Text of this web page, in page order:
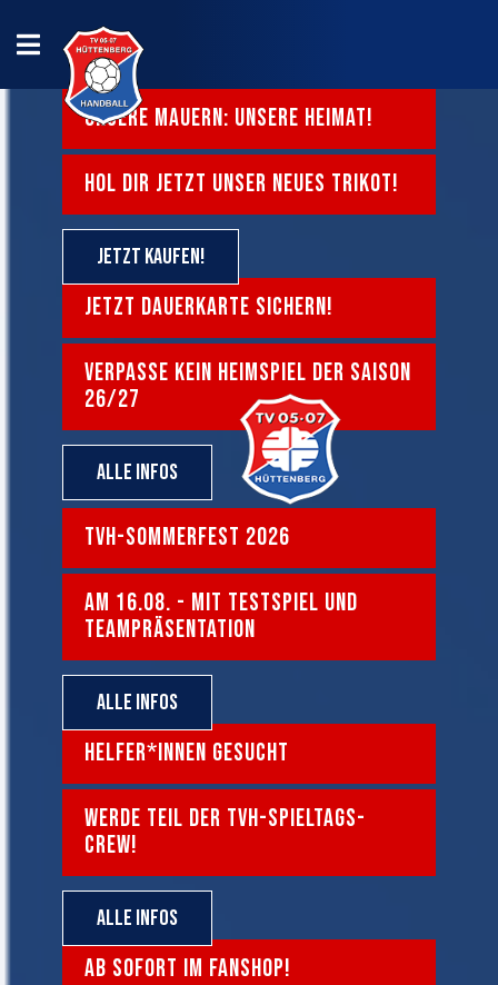
UNSERE MAUERN: UNSERE HEIMAT!
HOL DIR JETZT UNSER NEUES TRIKOT!
Jetzt kaufen!
JETZT DAUERKARTE SICHERN!
VERPASSE KEIN HEIMSPIEL DER SAISON
26/27
Alle Infos
TVH-SOMMERFEST 2026
AM 16.08. - MIT TESTSPIEL UND
TEAMPRÄSENTATION
Alle Infos
HELFER*INNEN GESUCHT
WERDE TEIL DER TVH-SPIELTAGS-
CREW!
Alle Infos
AB SOFORT IM FANSHOP!